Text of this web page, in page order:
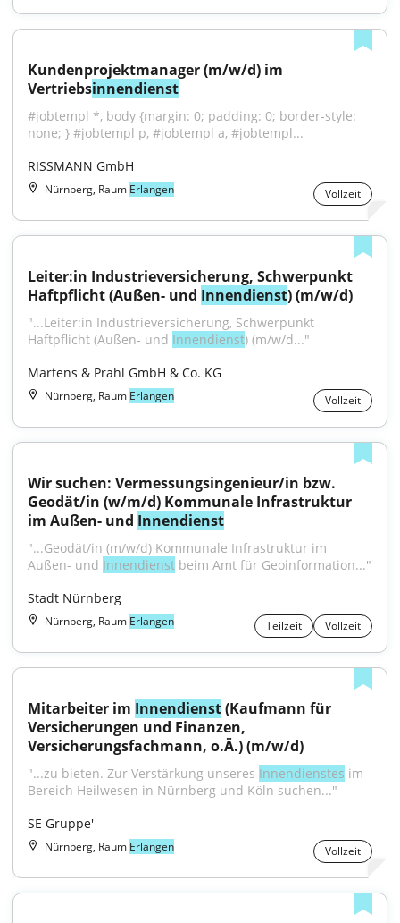
Kundenprojektmanager (m/w/d) im
Vertriebsinnendienst
#jobtempl *, body {margin: 0; padding: 0; border-style:
none; } #jobtempl p, #jobtempl a, #jobtempl...
RISSMANN GmbH
Nürnberg, Raum Erlangen Vollzeit
Leiter:in Industrieversicherung, Schwerpunkt
Haftpflicht (Außen- und Innendienst) (m/w/d)
"...Leiter:in Industrieversicherung, Schwerpunkt
Haftpflicht (Außen- und Innendienst) (m/w/d..."
Martens & Prahl GmbH & Co. KG
Nürnberg, Raum Erlangen Vollzeit
Wir suchen: Vermessungsingenieur/in bzw.
Geodät/in (w/m/d) Kommunale Infrastruktur
im Außen- und Innendienst
"...Geodät/in (m/w/d) Kommunale Infrastruktur im
Außen- und Innendienst beim Amt für Geoinformation..."
Stadt Nürnberg
Nürnberg, Raum Erlangen Teilzeit Vollzeit
Mitarbeiter im Innendienst (Kaufmann für
Versicherungen und Finanzen,
Versicherungsfachmann, o.Ä.) (m/w/d)
"...zu bieten. Zur Verstärkung unseres Innendienstes im
Bereich Heilwesen in Nürnberg und Köln suchen..."
SE Gruppe'
Nürnberg, Raum Erlangen Vollzeit